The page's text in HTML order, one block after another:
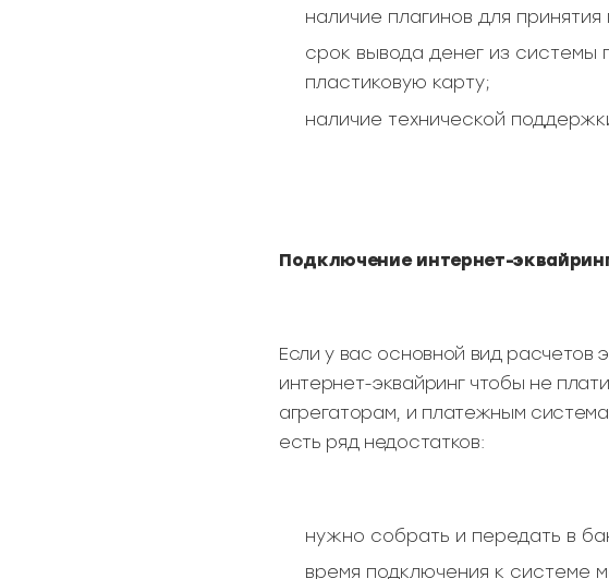
наличие плагинов для
срок вывода денег из системы
пластиковую карту;
наличие технической
Подключение интернет-
Если у вас основной вид расчетов
интернет-эквайринг чтобы не
агрегаторам, и платежным
есть ряд недостатков:
нужно собрать и передать в
время подключения к системе